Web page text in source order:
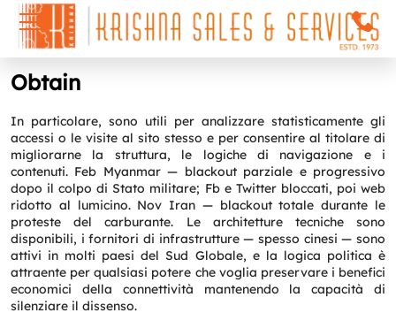
Obtain
In particolare, sono utili per analizzare statisticamente gli
accessi o le visite al sito stesso e per consentire al titolare di
migliorarne la struttura, le logiche di navigazione e i
contenuti. Feb Myanmar — blackout parziale e progressivo
dopo il colpo di Stato militare; Fb e Twitter bloccati, poi web
ridotto al lumicino. Nov Iran — blackout totale durante le
proteste del carburante. Le architetture tecniche sono
disponibili, i fornitori di infrastrutture — spesso cinesi — sono
attivi in molti paesi del Sud Globale, e la logica politica è
attraente per qualsiasi potere che voglia preservare i benefici
economici della connettività mantenendo la capacità di
silenziare il dissenso.